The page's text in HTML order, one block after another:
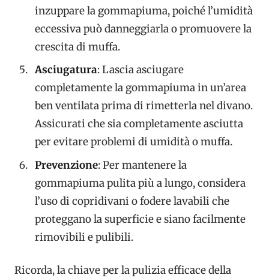
inzuppare la gommapiuma, poiché l’umidità
eccessiva può danneggiarla o promuovere la
crescita di muffa.
Asciugatura: Lascia asciugare
completamente la gommapiuma in un’area
ben ventilata prima di rimetterla nel divano.
Assicurati che sia completamente asciutta
per evitare problemi di umidità o muffa.
Prevenzione: Per mantenere la
gommapiuma pulita più a lungo, considera
l’uso di copridivani o fodere lavabili che
proteggano la superficie e siano facilmente
rimovibili e pulibili.
Ricorda, la chiave per la pulizia efficace della